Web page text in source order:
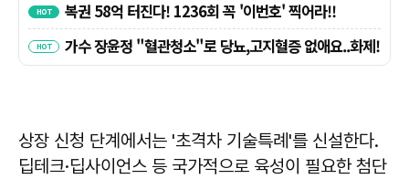
상장 신청 단계에서는 '초격차 기술특례'를 신설한다.
딥테크·딥사이언스 등 국가적으로 육성이 필요한 첨단